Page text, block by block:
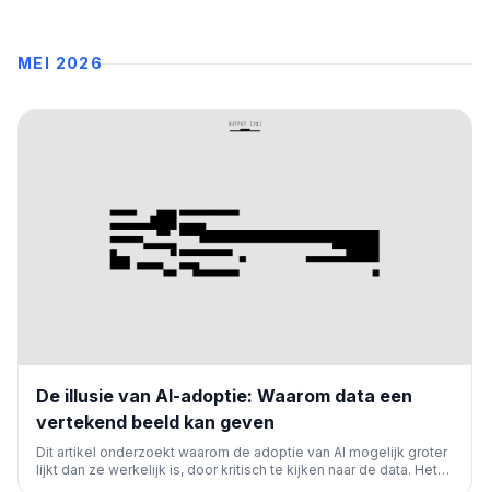
MEI 2026
De illusie van AI-adoptie: Waarom data een
vertekend beeld kan geven
Dit artikel onderzoekt waarom de adoptie van AI mogelijk groter
lijkt dan ze werkelijk is, door kritisch te kijken naar de data. Het